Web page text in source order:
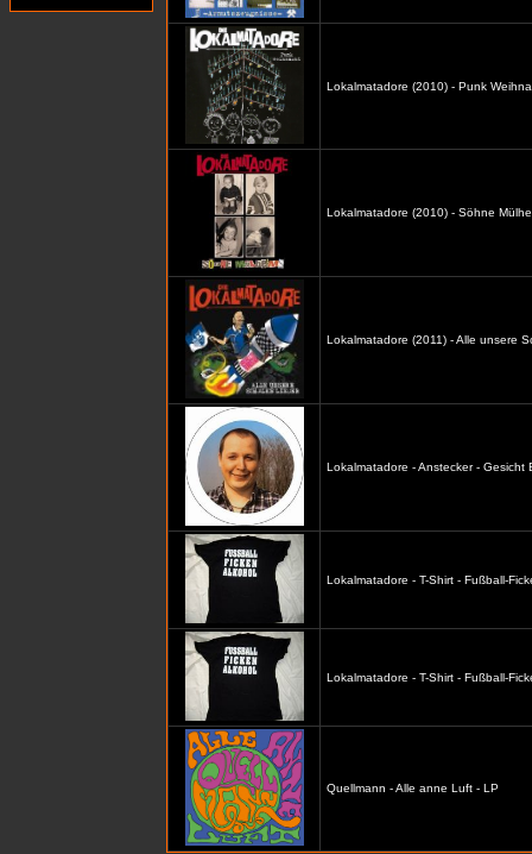
Lokalmatadore (2010) - Punk
Lokalmatadore (2010) - Söhne
Lokalmatadore (2011) - Alle unsere
Lokalmatadore - Anstecker - Gesicht
Lokalmatadore - T-Shirt - Fußball-
Lokalmatadore - T-Shirt - Fußball-
Quellmann - Alle anne Luft - LP